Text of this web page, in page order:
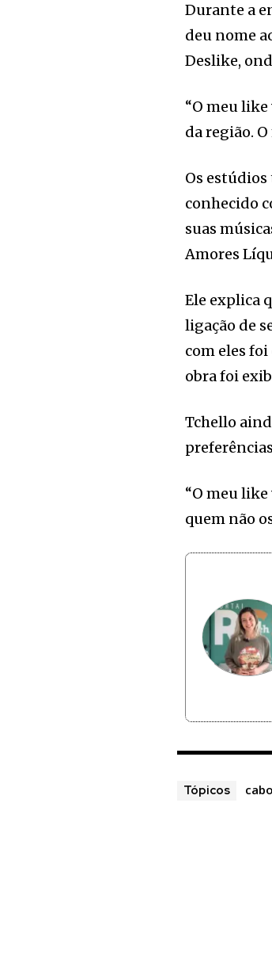
Durante a
deu nome
Deslike,
“O meu
da região.
Os
conhecido
suas
Amores
Ele explica
ligação de
com eles
obra foi
Tchello
“O meu
quem não
Tópicos